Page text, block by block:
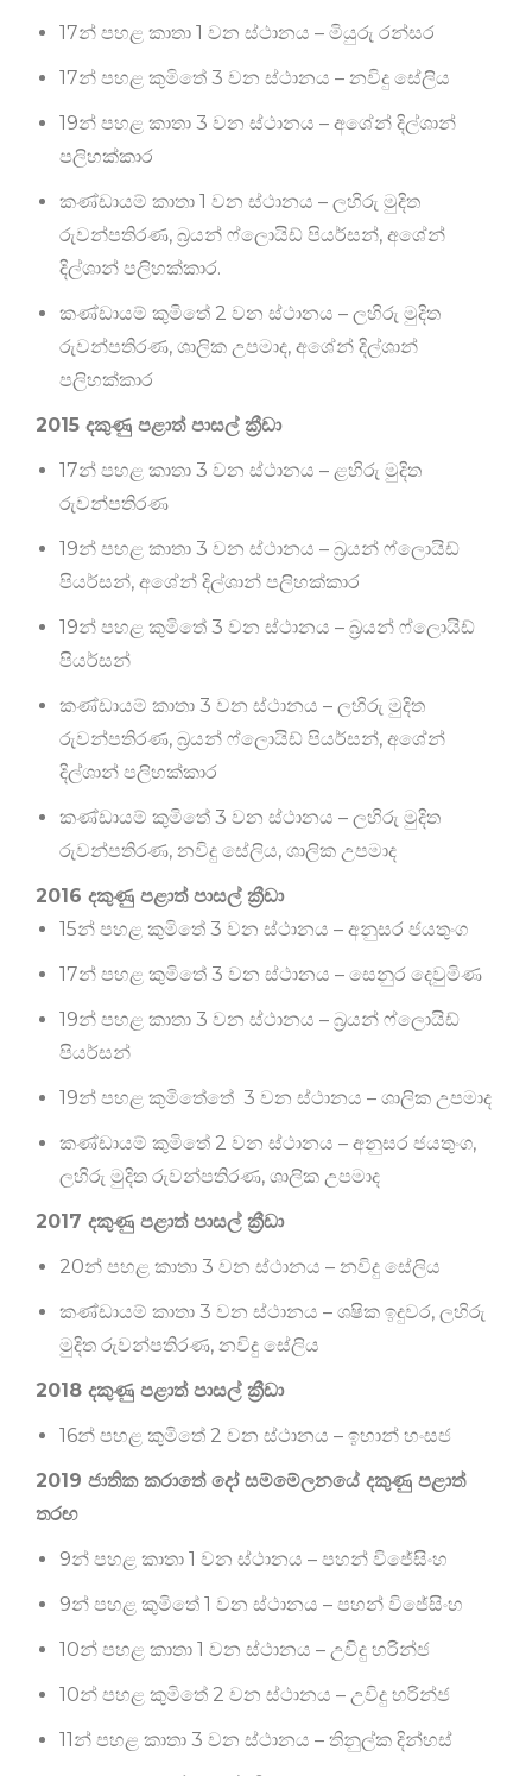
17න් පහළ කාතා 1 වන ස්ථානය – මියුරු රන්සර
17න් පහළ කුමිතේ 3 වන ස්ථානය – නවිදු සේලිය
19න් පහළ කාතා 3 වන ස්ථානය – අශේන් දිල්ශාන්
පලිහක්කාර
කණ්ඩායම් කාතා 1 වන ස්ථානය – ලහිරු මුදිත
රුවන්පතිරණ, බ්‍රයන් ෆ්ලොයිඩ් පියර්සන්, අශේන්
දිල්ශාන් පලිහක්කාර.
කණ්ඩායම් කුමිතේ 2 වන ස්ථානය – ලහිරු මුදිත
රුවන්පතිරණ, ශාලික උපමාද, අශේන් දිල්ශාන්
පලිහක්කාර
2015 දකුණු පළාත් පාසල් ක්‍රීඩා
17න් පහළ කාතා 3 වන ස්ථානය – ළහිරු මුදිත
රුවන්පතිරණ
19න් පහළ කාතා 3 වන ස්ථානය – බ්‍රයන් ෆ්ලොයිඩ්
පියර්සන්, අශේන් දිල්ශාන් පලිහක්කාර
19න් පහළ කුමිතේ 3 වන ස්ථානය – බ්‍රයන් ෆ්ලොයිඩ්
පියර්සන්
කණ්ඩායම් කාතා 3 වන ස්ථානය – ලහිරු මුදිත
රුවන්පතිරණ, බ්‍රයන් ෆ්ලොයිඩ් පියර්සන්, අශේන්
දිල්ශාන් පලිහක්කාර
කණ්ඩායම් කුමිතේ 3 වන ස්ථානය – ලහිරු මුදිත
රුවන්පතිරණ, නවිදු සේලිය, ශාලික උපමාද
2016 දකුණු පළාත් පාසල් ක්‍රීඩා
15න් පහළ කුමිතේ 3 වන ස්ථානය – අනුසර ජයතුංග
17න් පහළ කුමිතේ 3 වන ස්ථානය – සෙනුර දෙවුමිණ
19න් පහළ කාතා 3 වන ස්ථානය – බ්‍රයන් ෆ්ලොයිඩ්
පියර්සන්
19න් පහළ කුමිතේතේ 3 වන ස්ථානය – ශාලික උපමාද
කණ්ඩායම් කුමිතේ 2 වන ස්ථානය – අනුසර ජයතුංග,
ලහිරු මුදිත රුවන්පතිරණ, ශාලික උපමාද
2017 දකුණු පළාත් පාසල් ක්‍රීඩා
20න් පහළ කාතා 3 වන ස්ථානය – නවිදු සේලිය
කණ්ඩායම් කාතා 3 වන ස්ථානය – ශෂික ඉදුවර, ලහිරු
මුදිත රුවන්පතිරණ, නවිදු සේලිය
2018 දකුණු පළාත් පාසල් ක්‍රීඩා
16න් පහළ කුමිතේ 2 වන ස්ථානය – ඉහාන් හංසජ
2019 ජාතික කරාතේ දෝ සම්මේලනයේ දකුණු පළාත්
තරඟ
9න් පහළ කාතා 1 වන ස්ථානය – පහන් විජේසිංහ
9න් පහළ කුමිතේ 1 වන ස්ථානය – පහන් විජේසිංහ
10න් පහළ කාතා 1 වන ස්ථානය – උවිදු හරින්ජ
10න් පහළ කුමිතේ 2 වන ස්ථානය – උවිදු හරින්ජ
11න් පහළ කාතා 3 වන ස්ථානය – තිනුල්ක දින්හස්